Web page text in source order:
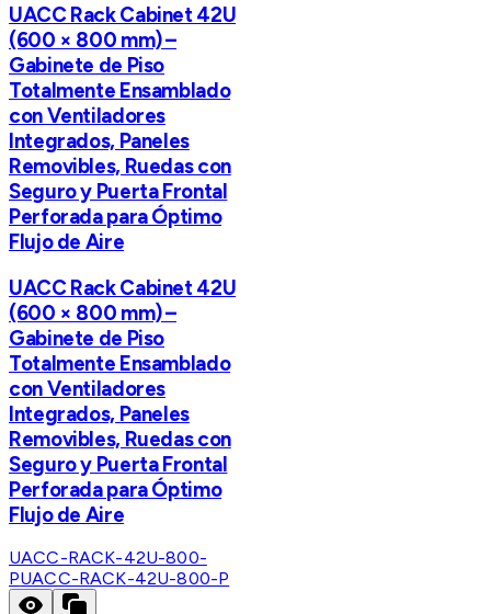
UACC Rack Cabinet 42U
(600 × 800 mm) –
Gabinete de Piso
Totalmente Ensamblado
con Ventiladores
Integrados, Paneles
Removibles, Ruedas con
Seguro y Puerta Frontal
Perforada para Óptimo
Flujo de Aire
UACC Rack Cabinet 42U
(600 × 800 mm) –
Gabinete de Piso
Totalmente Ensamblado
con Ventiladores
Integrados, Paneles
Removibles, Ruedas con
Seguro y Puerta Frontal
Perforada para Óptimo
Flujo de Aire
UACC-RACK-42U-800-
PUACC-RACK-42U-800-P